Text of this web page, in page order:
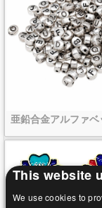
亜鉛合金アルファ
This website
We use cookies to